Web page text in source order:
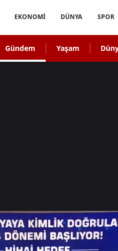
EKONOMİ DÜNYA SPOR
Gündem Yaşam